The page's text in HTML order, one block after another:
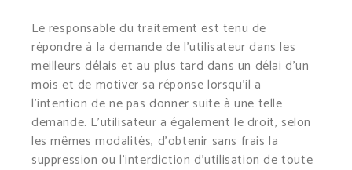
Le responsable du traitement est tenu de
répondre à la demande de l’utilisateur dans les
meilleurs délais et au plus tard dans un délai d’un
mois et de motiver sa réponse lorsqu’il a
l’intention de ne pas donner suite à une telle
demande. L’utilisateur a également le droit, selon
les mêmes modalités, d’obtenir sans frais la
suppression ou l’interdiction d’utilisation de toute